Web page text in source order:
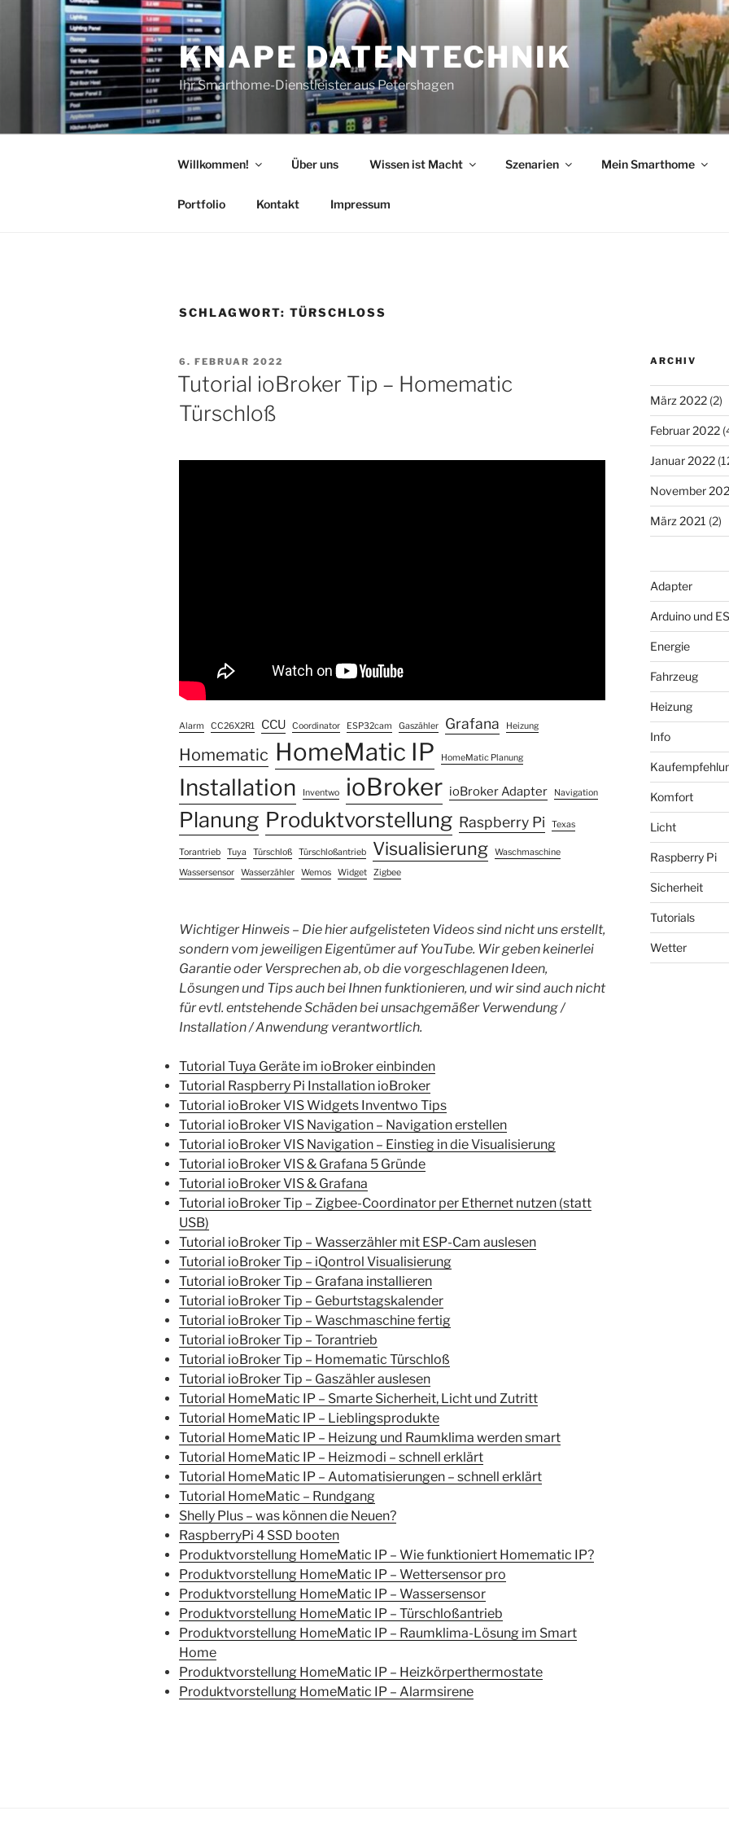
KNAPE DATENTECHNIK
Ihr Smarthome-Dienstleister aus Petershagen
Willkommen! Über uns Wissen ist Macht Szenarien Mein Smarthome
Portfolio Kontakt Impressum
SCHLAGWORT: TÜRSCHLOSS
VERÖFFENTLICHT
AM
6. FEBRUAR 2022
Tutorial ioBroker Tip – Homematic
Türschloß
Alarm CC26X2R1 CCU Coordinator ESP32cam Gaszähler Grafana Heizung
Homematic HomeMatic IP HomeMatic Planung
Installation Inventwo ioBroker ioBroker Adapter Navigation
Planung Produktvorstellung Raspberry Pi Texas
Torantrieb Tuya Türschloß Türschloßantrieb Visualisierung
Waschmaschine
Wassersensor
Wasserzähler Wemos Widget Zigbee
Wichtiger Hinweis – Die hier aufgelisteten Videos sind nicht uns erstellt,
sondern vom jeweiligen Eigentümer auf YouTube. Wir geben keinerlei
Garantie oder Versprechen ab, ob die vorgeschlagenen Ideen,
Lösungen und Tips auch bei Ihnen funktionieren, und wir sind auch nicht
für evtl. entstehende Schäden bei unsachgemäßer Verwendung /
Installation / Anwendung verantwortlich.
Tutorial Tuya Geräte im ioBroker einbinden
Tutorial Raspberry Pi Installation ioBroker
Tutorial ioBroker VIS Widgets Inventwo Tips
Tutorial ioBroker VIS Navigation – Navigation erstellen
Tutorial ioBroker VIS Navigation – Einstieg in die Visualisierung
Tutorial ioBroker VIS & Grafana 5 Gründe
Tutorial ioBroker VIS & Grafana
Tutorial ioBroker Tip – Zigbee-Coordinator per Ethernet nutzen (statt
USB)
Tutorial ioBroker Tip – Wasserzähler mit ESP-Cam auslesen
Tutorial ioBroker Tip – iQontrol Visualisierung
Tutorial ioBroker Tip – Grafana installieren
Tutorial ioBroker Tip – Geburtstagskalender
Tutorial ioBroker Tip – Waschmaschine fertig
Tutorial ioBroker Tip – Torantrieb
Tutorial ioBroker Tip – Homematic Türschloß
Tutorial ioBroker Tip – Gaszähler auslesen
Tutorial HomeMatic IP – Smarte Sicherheit, Licht und Zutritt
Tutorial HomeMatic IP – Lieblingsprodukte
Tutorial HomeMatic IP – Heizung und Raumklima werden smart
Tutorial HomeMatic IP – Heizmodi – schnell erklärt
Tutorial HomeMatic IP – Automatisierungen – schnell erklärt
Tutorial HomeMatic – Rundgang
Shelly Plus – was können die Neuen?
RaspberryPi 4 SSD booten
Produktvorstellung HomeMatic IP – Wie funktioniert Homematic IP?
Produktvorstellung HomeMatic IP – Wettersensor pro
Produktvorstellung HomeMatic IP – Wassersensor
Produktvorstellung HomeMatic IP – Türschloßantrieb
Produktvorstellung HomeMatic IP – Raumklima-Lösung im Smart
Home
Produktvorstellung HomeMatic IP – Heizkörperthermostate
Produktvorstellung HomeMatic IP – Alarmsirene
ARCHIV
März 2022(2)
Februar 2022
Januar 2022
November
März 2021 (2)
Adapter
Arduino und
Energie
Fahrzeug
Heizung
Info
Komfort
Licht
Raspberry Pi
Sicherheit
Tutorials
Wetter